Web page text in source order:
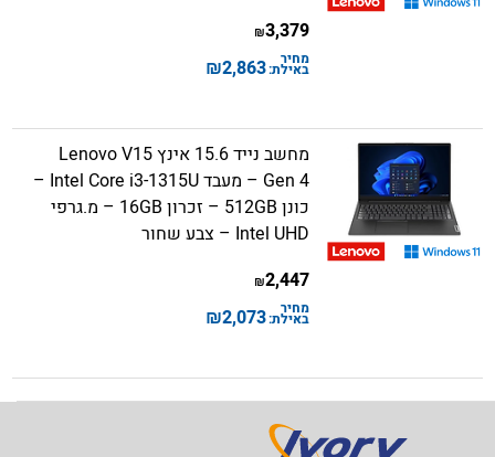
3,379
₪
מחיר
באילת:2,863
₪
מחשב נייד 15.6 אינץ Lenovo V15
Gen 4 – מעבד Intel Core i3-1315U –
כונן 512GB – זכרון 16GB – מ.גרפי
Intel UHD – צבע שחור
2,447
₪
מחיר
באילת:2,073
₪